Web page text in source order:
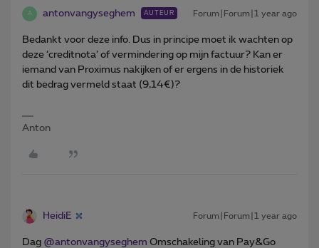
A antonvangyseghem AUTEUR Forum|Forum|1 year ago
Bedankt voor deze info. Dus in principe moet ik wachten op
deze ‘creditnota’ of vermindering op mijn factuur? Kan er
iemand van Proximus nakijken of er ergens in de historiek
dit bedrag vermeld staat (9,14€)?
Anton
HeidiE Forum|Forum|1 year ago
Dag ​ @antonvangyseghem Omschakeling van Pay&Go